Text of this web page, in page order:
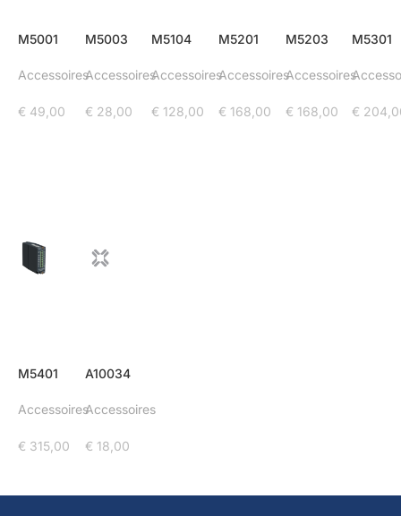
M5001
Accessoires
€ 49,00
M5003
Accessoires
€ 28,00
M5104
Accessoires
€ 128,00
M5201
Accessoires
€ 168,00
M5203
Accessoires
€ 168,00
M5301
€
M5401
Accessoires
€ 315,00
A10034
Accessoires
€ 18,00